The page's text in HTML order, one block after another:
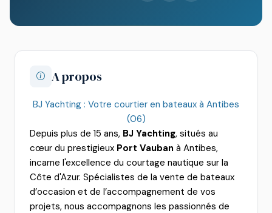
A propos
BJ Yachting : Votre courtier en bateaux à Antibes
(06)
Depuis plus de 15 ans, BJ Yachting, situés au
cœur du prestigieux Port Vauban à Antibes,
incarne l'excellence du courtage nautique sur la
Côte d'Azur. Spécialistes de la vente de bateaux
d’occasion et de l’accompagnement de vos
projets, nous accompagnons les passionnés de